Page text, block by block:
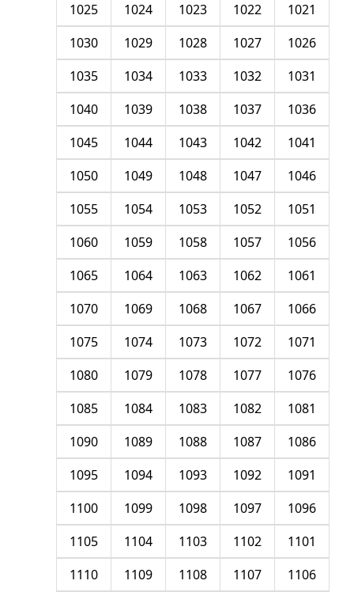
1021
1022
1023
1024
1025
1026
1027
1028
1029
1030
1031
1032
1033
1034
1035
1036
1037
1038
1039
1040
1041
1042
1043
1044
1045
1046
1047
1048
1049
1050
1051
1052
1053
1054
1055
1056
1057
1058
1059
1060
1061
1062
1063
1064
1065
1066
1067
1068
1069
1070
1071
1072
1073
1074
1075
1076
1077
1078
1079
1080
1081
1082
1083
1084
1085
1086
1087
1088
1089
1090
1091
1092
1093
1094
1095
1096
1097
1098
1099
1100
1101
1102
1103
1104
1105
1106
1107
1108
1109
1110